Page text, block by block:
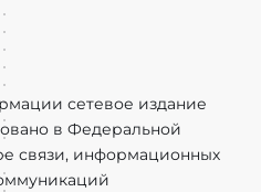
сетевое издание
в Федеральной
связи, информационных